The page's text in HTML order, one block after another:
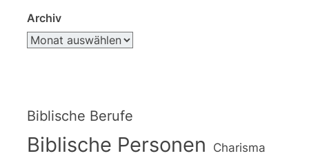
Archiv
Biblische Berufe
Biblische Personen Charisma